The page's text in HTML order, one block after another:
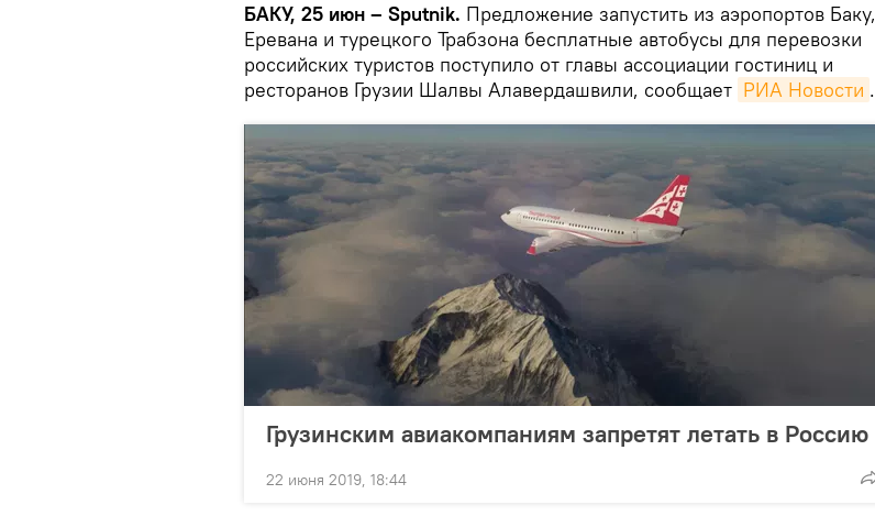
БАКУ, 25 июн – Sputnik. Предложение запустить из аэропортов Баку,
Еревана и турецкого Трабзона бесплатные автобусы для перевозки
российских туристов поступило от главы ассоциации гостиниц и
ресторанов Грузии Шалвы Алавердашвили, сообщает РИА Новости .
Грузинским авиакомпаниям запретят летать в Россию
22 июня 2019, 18:44